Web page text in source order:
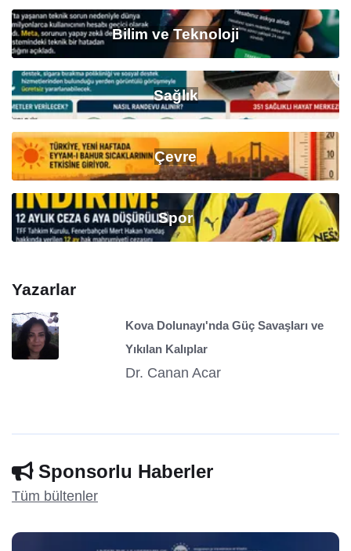
Bilim ve Teknoloji
Sağlık
Çevre
Spor
Yazarlar
Kova Dolunayı'nda Güç Savaşları ve
Yıkılan Kalıplar
Dr. Canan Acar
Sponsorlu Haberler
Tüm bültenler